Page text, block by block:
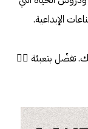
الإبداعية.
تفضّل بتعبئة 👈🏼